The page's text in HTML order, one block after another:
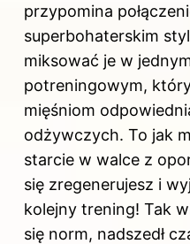
przypomina
superbohaterskim
miksować je w
potreningowym,
mięśniom
odżywczych. To jak
starcie w walce z
się zregenerujesz i
kolejny trening! Tak
się norm, nadszedł